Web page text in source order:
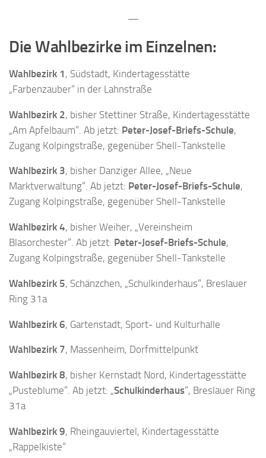
—
Die Wahlbezirke im Einzelnen:
Wahlbezirk 1 , Südstadt, Kindertagesstätte
„Farbenzauber“ in der Lahnstraße
Wahlbezirk 2, bisher Stettiner Straße, Kindertagesstätte
„Am Apfelbaum“. Ab jetzt: Peter-Josef-Briefs-Schule,
Zugang Kolpingstraße, gegenüber Shell-Tankstelle
Wahlbezirk 3, bisher Danziger Allee, „Neue
Marktverwaltung“. Ab jetzt: Peter-Josef-Briefs-Schule,
Zugang Kolpingstraße, gegenüber Shell-Tankstelle
Wahlbezirk 4, bisher Weiher, „Vereinsheim
Blasorchester“. Ab jetzt: Peter-Josef-Briefs-Schule,
Zugang Kolpingstraße, gegenüber Shell-Tankstelle
Wahlbezirk 5, Schänzchen, „Schulkinderhaus“, Breslauer
Ring 31a
Wahlbezirk 6, Gartenstadt, Sport- und Kulturhalle
Wahlbezirk 7, Massenheim, Dorfmittelpunkt
Wahlbezirk 8, bisher Kernstadt Nord, Kindertagesstätte
„Pusteblume“. Ab jetzt: „Schulkinderhaus“, Breslauer Ring
31a
Wahlbezirk 9, Rheingauviertel, Kindertagesstätte
„Rappelkiste“